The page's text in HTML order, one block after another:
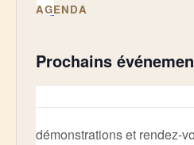
AGENDA
Prochains
Découvrez les salons,
démonstrations et rendez-